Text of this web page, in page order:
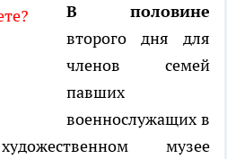
В половине
второго дня для
членов семей
павших
военнослужащих в
музее